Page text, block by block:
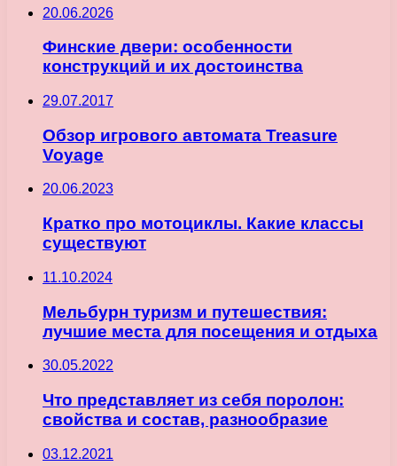
20.06.2026
Финские двери: особенности
конструкций и их достоинства
29.07.2017
Обзор игрового автомата Treasure
Voyage
20.06.2023
Кратко про мотоциклы. Какие классы
существуют
11.10.2024
Мельбурн туризм и путешествия:
лучшие места для посещения и отдыха
30.05.2022
Что представляет из себя поролон:
свойства и состав, разнообразие
03.12.2021